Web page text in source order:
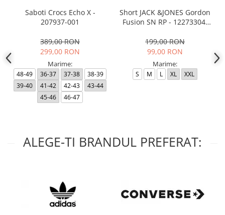
Saboti Crocs Echo X -
207937-001
389,00 RON
299,00 RON
Marime:
48-49 36-37 37-38
38-39
39-40
41-42 42-43
43-44
45-46
46-47
Short JACK &JONES Gordon
Fusion SN RP - 12273304-
199,00 RON
99,00 RON
Marime:
S M L XL XXL
ALEGE-TI BRANDUL PREFERAT: